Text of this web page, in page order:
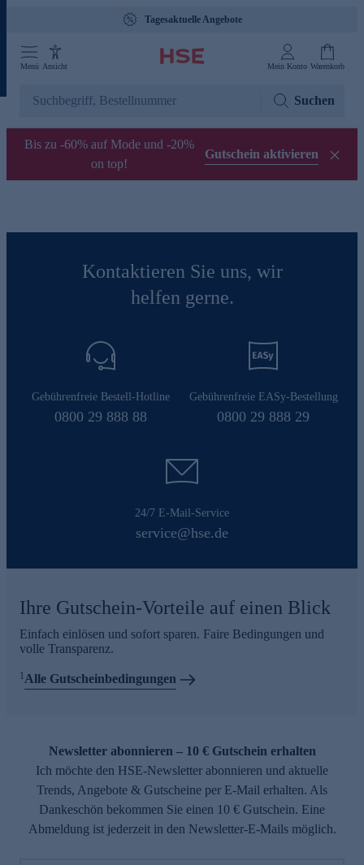
Tagesaktuelle Angebote
Menü Ansicht Mein Konto Warenkorb
Suchen
Bis zu -60% auf Mode und -20%
on top!
Gutschein aktivieren
Kontaktieren Sie uns, wir
helfen gerne.
Gebührenfreie Bestell-Hotline
0800 29 888 88
Gebührenfreie EASy-Bestellung
0800 29 888 29
24/7 E-Mail-Service
service@hse.de
Ihre Gutschein-Vorteile auf einen Blick
Einfach einlösen und sofort sparen. Faire Bedingungen und
volle Transparenz.
1Alle Gutscheinbedingungen
Newsletter abonnieren – 10 € Gutschein erhalten
Ich möchte den HSE-Newsletter abonnieren und aktuelle
Trends, Angebote & Gutscheine per E-Mail erhalten. Als
Dankeschön bekommen Sie einen 10 € Gutschein. Eine
Abmeldung ist jederzeit in den Newsletter-E-Mails möglich.